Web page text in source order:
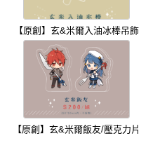
【原創】玄&米爾入油冰棒吊飾
【原創】玄&米爾飯友/壓克力片